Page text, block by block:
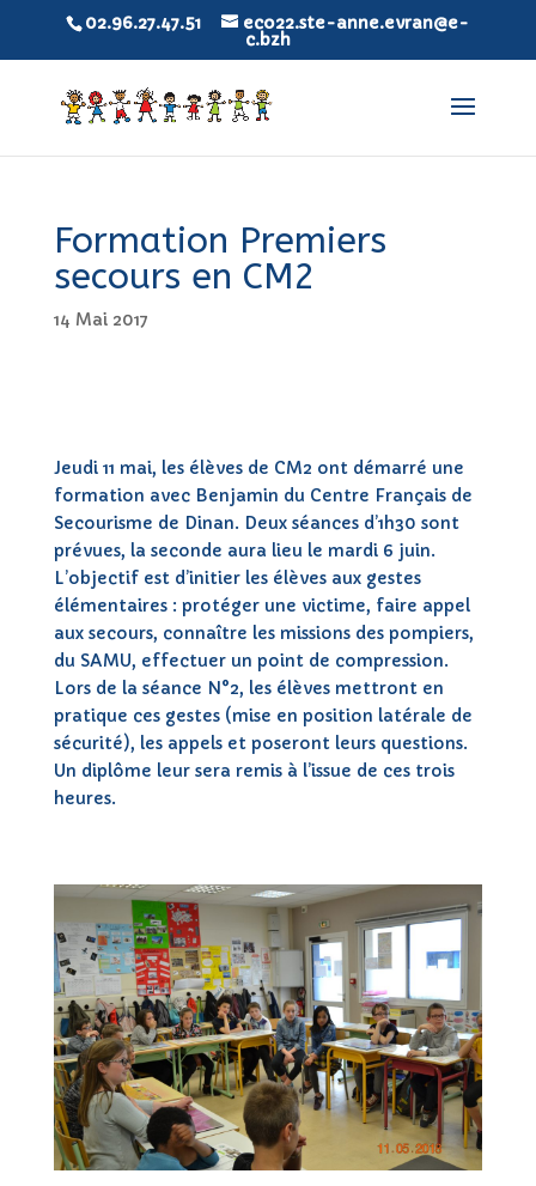
02.96.27.47.51 eco22.ste-anne.evran@e-
c.bzh
Formation Premiers
secours en CM2
14 Mai 2017
Jeudi 11 mai, les élèves de CM2 ont démarré une
formation avec Benjamin du Centre Français de
Secourisme de Dinan. Deux séances d’1h30 sont
prévues, la seconde aura lieu le mardi 6 juin.
L’objectif est d’initier les élèves aux gestes
élémentaires : protéger une victime, faire appel
aux secours, connaître les missions des pompiers,
du SAMU, effectuer un point de compression.
Lors de la séance N°2, les élèves mettront en
pratique ces gestes (mise en position latérale de
sécurité), les appels et poseront leurs questions.
Un diplôme leur sera remis à l’issue de ces trois
heures.